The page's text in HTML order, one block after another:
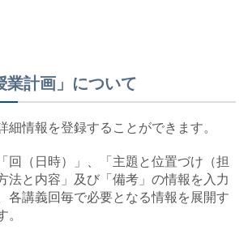
業計画」について
情報を登録することができます。
（日時）」、「主題と位置づけ（担
法と内容」及び「備考」の情報を入力
各講義回毎で必要となる情報を展開す
。